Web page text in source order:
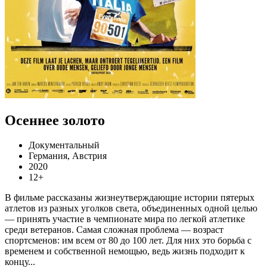
Осеннее золото
Документальный
Германия, Австрия
2020
12+
В фильме рассказаны жизнеутверждающие истории пятерых
атлетов из разных уголков света, объединенных одной целью
— принять участие в чемпионате мира по легкой атлетике
среди ветеранов. Самая сложная проблема — возраст
спортсменов: им всем от 80 до 100 лет. Для них это борьба с
временем и собственной немощью, ведь жизнь подходит к
концу...